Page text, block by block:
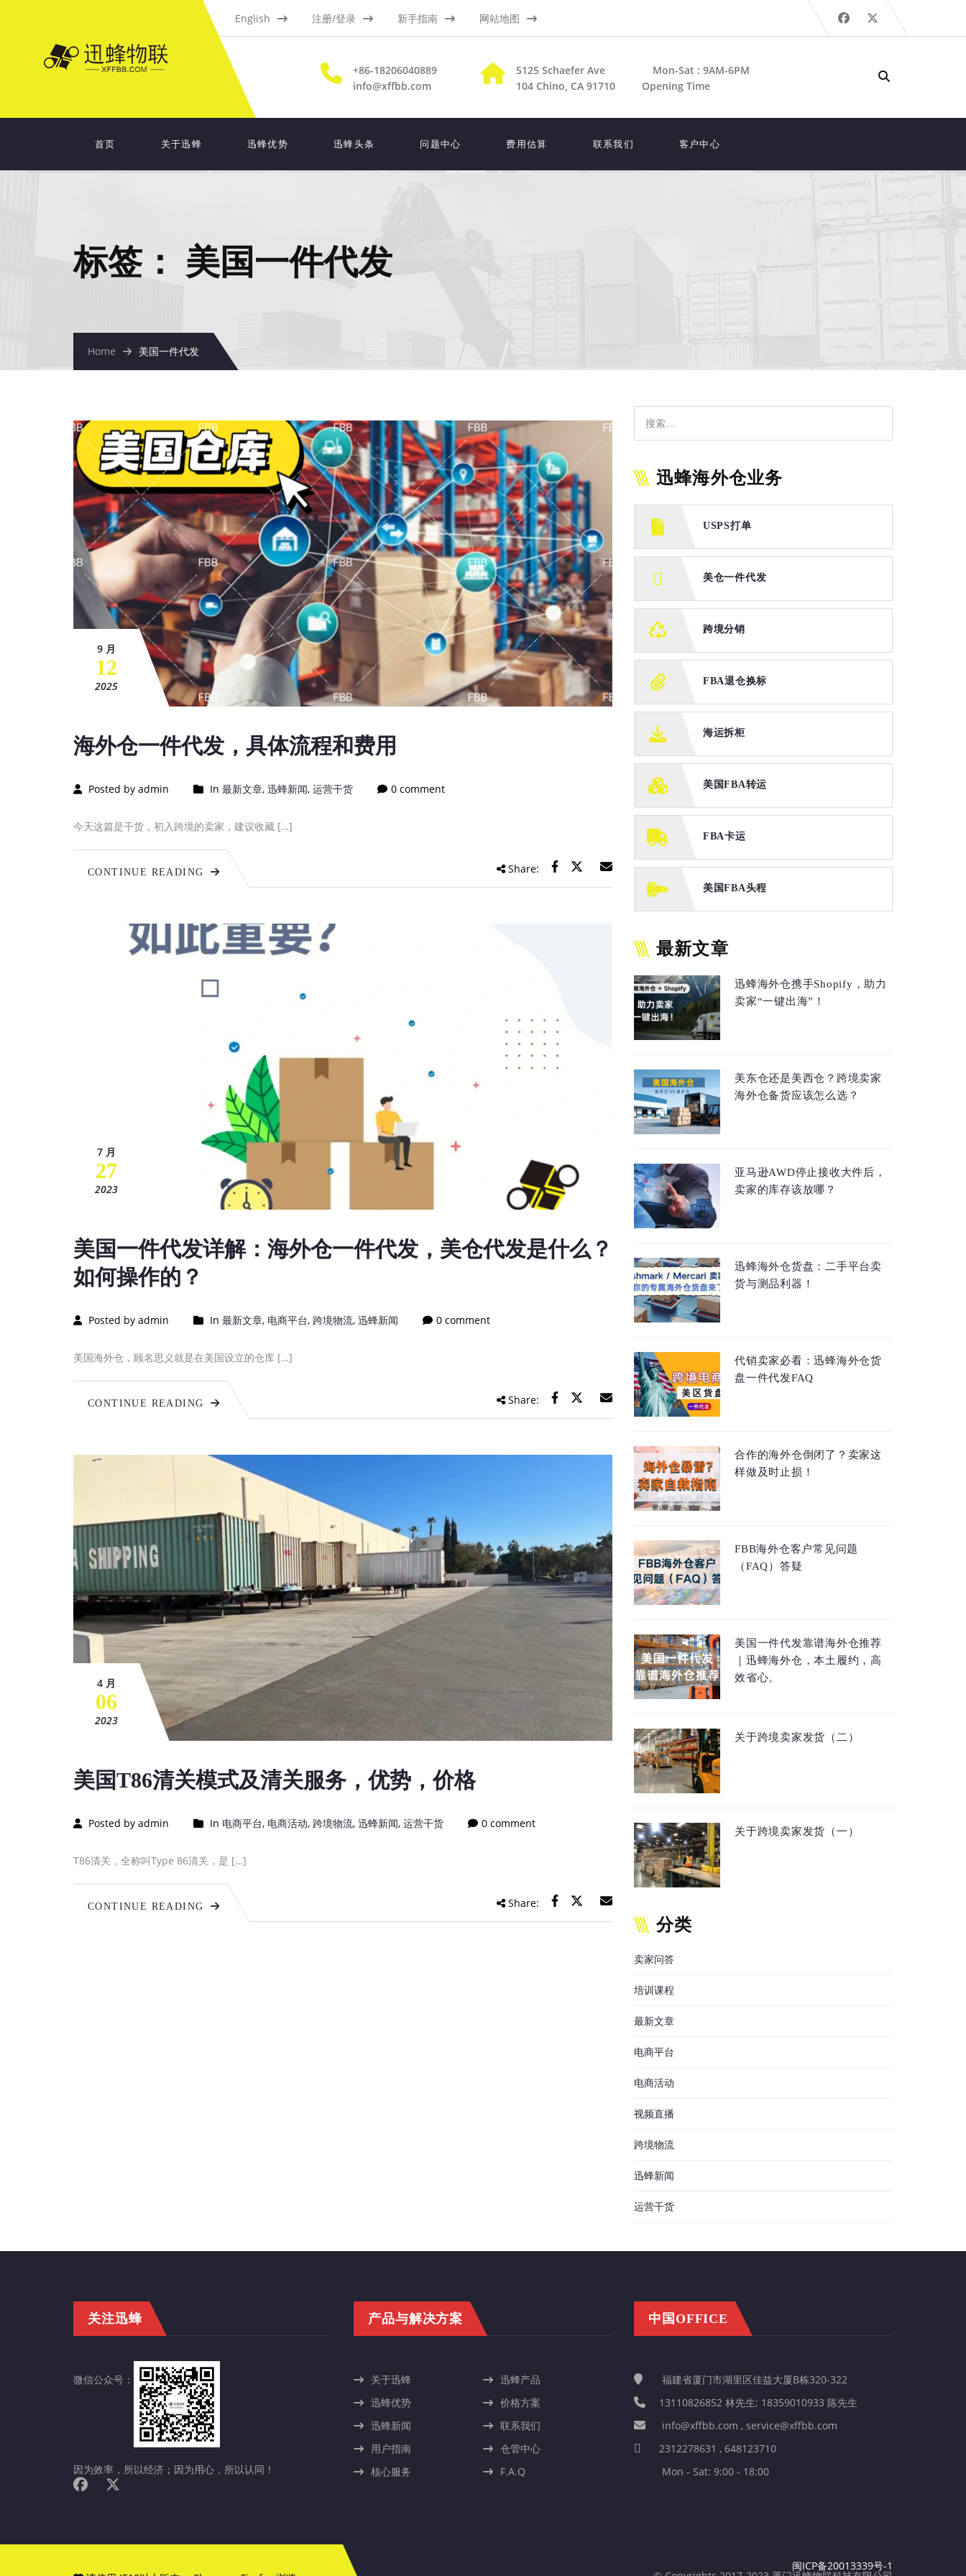
English 注册/登录 新手指南 网站地图
+86-18206040889
info@xffbb.com
5125 Schaefer Ave
104 Chino, CA 91710
Mon-Sat : 9AM-6PM
Opening Time
首页 关于迅蜂 迅蜂优势 迅蜂头条 问题中心 费用估算 联系我们 客户中心
标签： 美国一件代发
Home 美国一件代发
9 月
12
2025
海外仓一件代发，具体流程和费用
Posted by admin In 最新文章, 迅蜂新闻, 运营干货 0 comment
今天这篇是干货，初入跨境的卖家，建议收藏 […]
CONTINUE READING Share:
7 月
27
2023
美国一件代发详解：海外仓一件代发，美仓代发是什么？
如何操作的？
Posted by admin In 最新文章, 电商平台, 跨境物流, 迅蜂新闻 0 comment
美国海外仓，顾名思义就是在美国设立的仓库 […]
CONTINUE READING Share:
4 月
06
2023
美国T86清关模式及清关服务，优势，价格
Posted by admin In 电商平台, 电商活动, 跨境物流, 迅蜂新闻, 运营干货 0 comment
T86清关，全称叫Type 86清关，是 […]
CONTINUE READING Share:
迅蜂海外仓业务
USPS打单
美仓一件代发
跨境分销
FBA退仓换标
海运拆柜
美国FBA转运
FBA卡运
美国FBA头程
最新文章
迅蜂海外仓携手Shopify，助力
卖家“一键出海”！
美东仓还是美西仓？跨境卖家
海外仓备货应该怎么选？
亚马逊AWD停止接收大件后，
卖家的库存该放哪？
迅蜂海外仓货盘：二手平台卖
货与测品利器！
代销卖家必看：迅蜂海外仓货
盘一件代发FAQ
合作的海外仓倒闭了？卖家这
样做及时止损！
FBB海外仓客户常见问题
（FAQ）答疑
美国一件代发靠谱海外仓推荐
｜迅蜂海外仓，本土履约，高
效省心。
关于跨境卖家发货（二）
关于跨境卖家发货（一）
分类
卖家问答
培训课程
最新文章
电商平台
电商活动
视频直播
跨境物流
迅蜂新闻
运营干货
关注迅蜂
微信公众号：
因为效率，所以经济；因为用心，所以认同！
产品与解决方案
关于迅蜂
迅蜂产品
迅蜂优势
价格方案
迅蜂新闻
联系我们
用户指南
仓管中心
核心服务
F.A.Q
中国OFFICE
福建省厦门市湖里区佳益大厦B栋320-322
13110826852 林先生; 18359010933 陈先生
info@xffbb.com , service@xffbb.com
2312278631 , 648123710
Mon - Sat: 9:00 - 18:00
闽ICP备20013339号-1